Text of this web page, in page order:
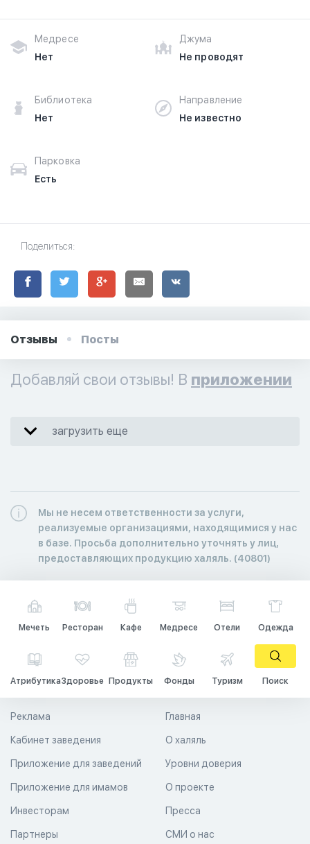
Медресе
Нет
Джума
Не проводят
Библиотека
Нет
Направление
Не известно
Парковка
Есть
Поделиться:
Отзывы Посты
Добавляй свои отзывы! В приложении
загрузить еще
Мы не несем ответственности за услуги,
реализуемые организациями, находящимися у нас
в базе. Просьба дополнительно уточнять у лиц,
предоставляющих продукцию халяль. (40801)
Мечеть Ресторан Кафе Медресе Отели Одежда
АтрибутикаЗдоровье Продукты Фонды Туризм Поиск
Главная
О халяль
Уровни доверия
Реклама
Кабинет заведения
Приложение для заведений
Приложение для имамов О проекте
Пресса
СМИ о нас
Инвесторам
Партнеры